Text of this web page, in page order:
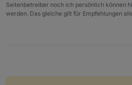
Seitenbetreiber noch ich persönlich können
werden. Das gleiche gilt für Empfehlungen